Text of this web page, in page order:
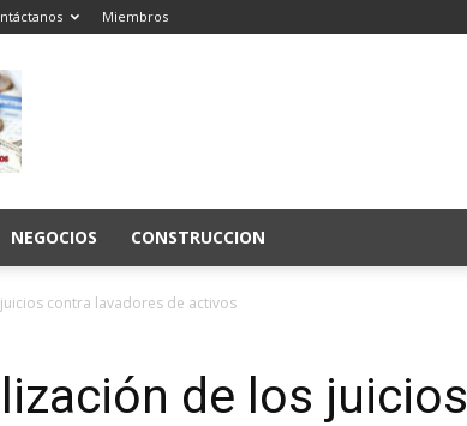
Miembros
NEGOCIOS CONSTRUCCION
contra lavadores de activos
de los juicios